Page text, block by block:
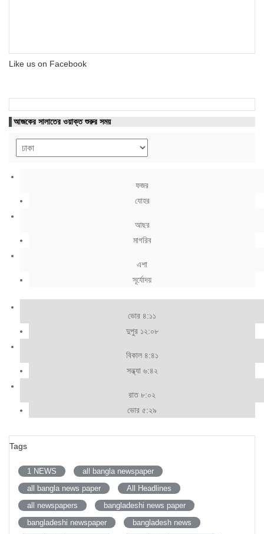
Like us on Facebook
আজকের সালাতের ওয়াক্ত শুরুর সময়
ফজর
যোহর
আছর
মাগরিব
এশা
সূর্যোদয়
ভোর ৪:১১
দুপুর ১২:০৮
বিকাল ৪:৪১
সন্ধ্যা ৬:৪২
রাত ৮:০২
ভোর ৫:২৯
Tags
1 NEWS
all bangla newspaper
all bangla news paper
All Headlines
all newspapers
bangladeshi news paper
bangladeshi newspaper
bangladesh news